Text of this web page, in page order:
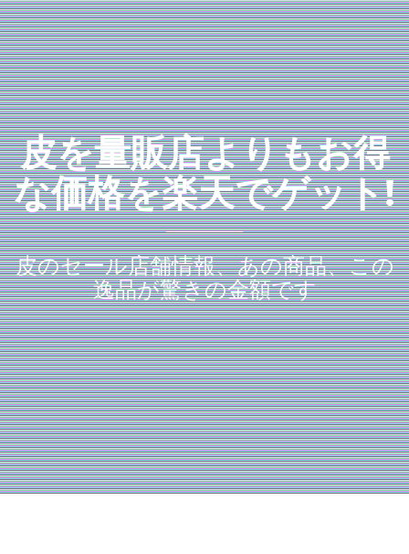
皮を量販店よりもお得
な価格を楽天でゲット!
皮のセール店舗情報、あの商品、この
逸品が驚きの金額です